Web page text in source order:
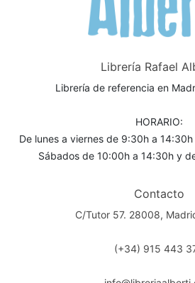
Librería Rafael
Librería de referencia en
HORARIO:
De lunes a viernes de 9:30h a
Sábados de 10:00h a 14:30h y
Contacto
C/Tutor 57. 28008,
(+34) 915 443